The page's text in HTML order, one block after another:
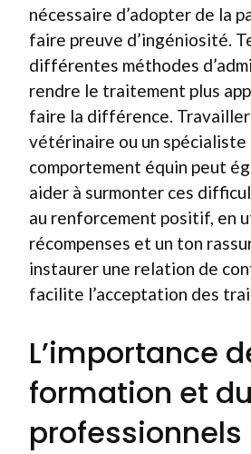
nécessaire d’adopter de la
faire preuve d’ingéniosité.
différentes méthodes
rendre le traitement plus
faire la différence. Travailler
vétérinaire ou un spécialiste
comportement équin peut
aider à surmonter ces
au renforcement positif, en
récompenses et un ton
instaurer une relation de
facilite l’acceptation des
L’importance
formation et
professionnels